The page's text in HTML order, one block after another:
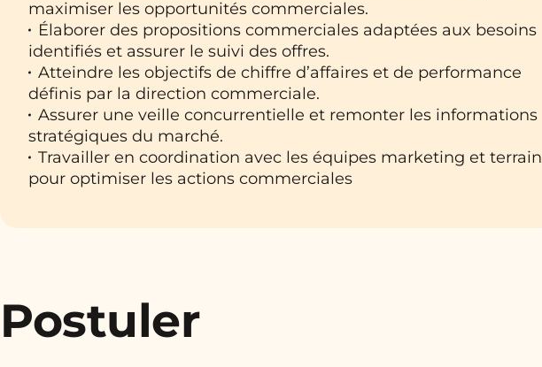
maximiser les opportunités commerciales.
Élaborer des propositions commerciales adaptées aux besoins
identifiés et assurer le suivi des offres.
Atteindre les objectifs de chiffre d’affaires et de performance
définis par la direction commerciale.
Assurer une veille concurrentielle et remonter les informations
stratégiques du marché.
Travailler en coordination avec les équipes marketing et terrain
pour optimiser les actions commerciales
Postuler